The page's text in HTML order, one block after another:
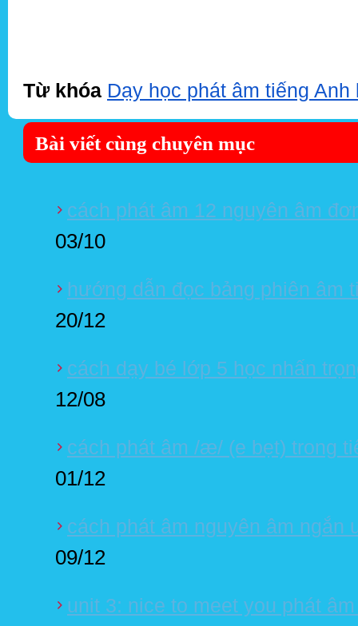
Từ khóa Dạy học phát âm tiếng
Bài viết cùng chuyên mục
cách phát âm 12 nguyên âm
03/10
hướng dẫn đọc bảng phiên âm
20/12
cách dạy bé lớp 5 học nhấn
12/08
cách phát âm /æ/ (e bẹt) trong
01/12
cách phát âm nguyên âm ngắn
09/12
unit 3: nice to meet you phát